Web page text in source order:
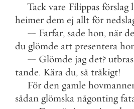
Tack vare Filippas förslag
heimer dem ej allt för
— Farfar, sade hon, när de
du glömde att presentera
— Glömde jag det?
tande. Kära du, så tråkigt!
För den gamle
sådan glömska någonting